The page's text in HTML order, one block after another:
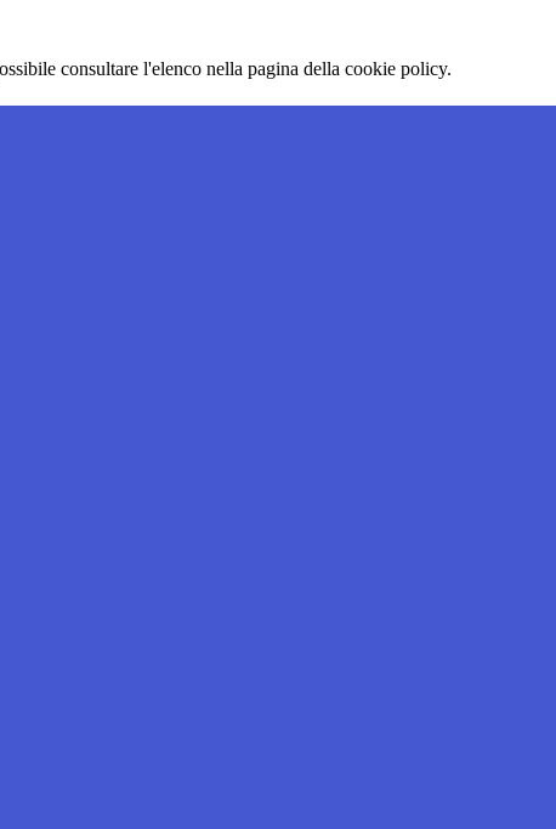
consultare l'elenco nella pagina della cookie policy.